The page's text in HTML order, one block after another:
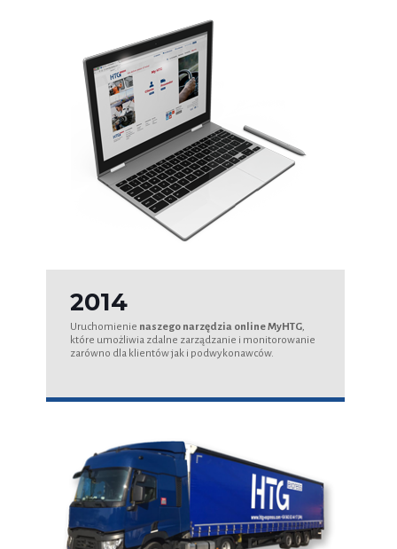
2014
Uruchomienie naszego narzędzia online MyHTG,
które umożliwia zdalne zarządzanie i monitorowanie
zarówno dla klientów jak i podwykonawców.